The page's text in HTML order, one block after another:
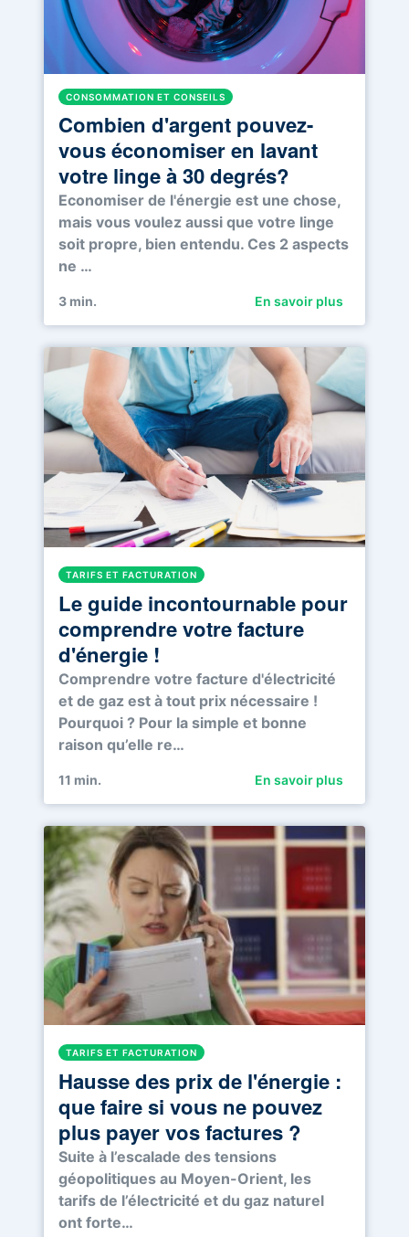
CONSOMMATION ET CONSEILS
Combien d'argent pouvez-
vous économiser en lavant
votre linge à 30 degrés?
Economiser de l'énergie est une chose,
mais vous voulez aussi que votre linge
soit propre, bien entendu. Ces 2 aspects
ne …
3 min. En savoir plus
TARIFS ET FACTURATION
Le guide incontournable pour
comprendre votre facture
d'énergie !
Comprendre votre facture d'électricité
et de gaz est à tout prix nécessaire !
Pourquoi ? Pour la simple et bonne
raison qu’elle re…
11 min. En savoir plus
TARIFS ET FACTURATION
Hausse des prix de l'énergie :
que faire si vous ne pouvez
plus payer vos factures ?
Suite à l’escalade des tensions
géopolitiques au Moyen-Orient, les
tarifs de l’électricité et du gaz naturel
ont forte…